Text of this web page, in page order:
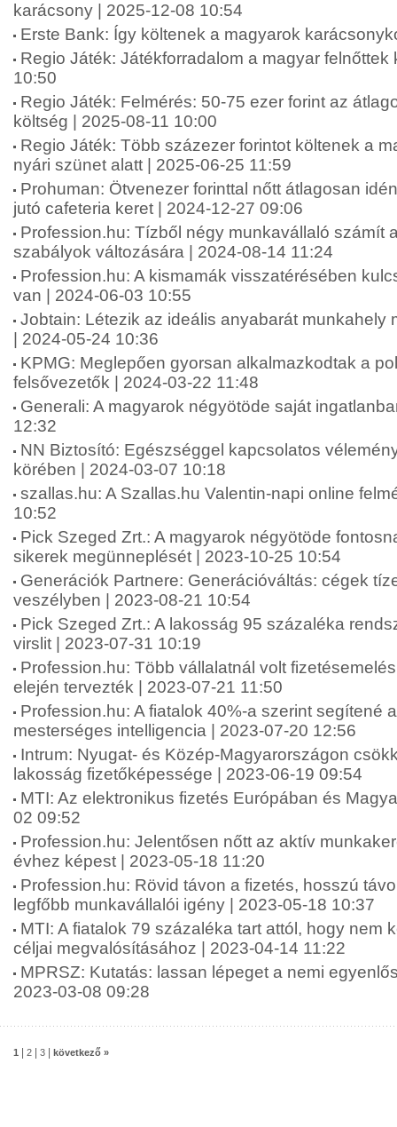
karácsony | 2025-12-08 10:54
Erste Bank: Így költenek a magyarok
Regio Játék: Játékforradalom a magyar felnőttek
10:50
Regio Játék: Felmérés: 50-75 ezer forint az
költség | 2025-08-11 10:00
Regio Játék: Több százezer forintot költenek a
nyári szünet alatt | 2025-06-25 11:59
Prohuman: Ötvenezer forinttal nőtt átlagosan
jutó cafeteria keret | 2024-12-27 09:06
Profession.hu: Tízből négy munkavállaló számít
szabályok változására | 2024-08-14 11:24
Profession.hu: A kismamák visszatérésében
van | 2024-06-03 10:55
Jobtain: Létezik az ideális anyabarát munkahely
| 2024-05-24 10:36
KPMG: Meglepően gyorsan alkalmazkodtak a
felsővezetők | 2024-03-22 11:48
Generali: A magyarok négyötöde saját
12:32
NN Biztosító: Egészséggel kapcsolatos
körében | 2024-03-07 10:18
szallas.hu: A Szallas.hu Valentin-napi online
10:52
Pick Szeged Zrt.: A magyarok négyötöde
sikerek megünneplését | 2023-10-25 10:54
Generációk Partnere: Generációváltás: cégek
veszélyben | 2023-08-21 10:54
Pick Szeged Zrt.: A lakosság 95 százaléka
virslit | 2023-07-31 10:19
Profession.hu: Több vállalatnál volt
elején tervezték | 2023-07-21 11:50
Profession.hu: A fiatalok 40%-a szerint segítené
mesterséges intelligencia | 2023-07-20 12:56
Intrum: Nyugat- és Közép-Magyarországon
lakosság fizetőképessége | 2023-06-19 09:54
MTI: Az elektronikus fizetés Európában és
02 09:52
Profession.hu: Jelentősen nőtt az aktív
évhez képest | 2023-05-18 11:20
Profession.hu: Rövid távon a fizetés, hosszú
legfőbb munkavállalói igény | 2023-05-18 10:37
MTI: A fiatalok 79 százaléka tart attól, hogy nem
céljai megvalósításához | 2023-04-14 11:22
MPRSZ: Kutatás: lassan lépeget a nemi
2023-03-08 09:28
1 2 3 következő »